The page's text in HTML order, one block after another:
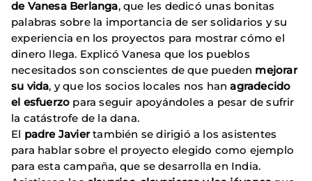
de Vanesa Berlanga, que les dedicó unas bonitas
palabras sobre la importancia de ser solidarios y su
experiencia en los proyectos para mostrar cómo el
dinero llega. Explicó Vanesa que los pueblos
necesitados son conscientes de que pueden mejorar
su vida, y que los socios locales nos hanagradecido
el esfuerzo para seguir apoyándoles a pesar de sufrir
la catástrofe de la dana.
El padre Javiertambién se dirigió a los asistentes
para hablar sobre el proyecto elegido como ejemplo
para esta campaña, que se desarrolla en India.